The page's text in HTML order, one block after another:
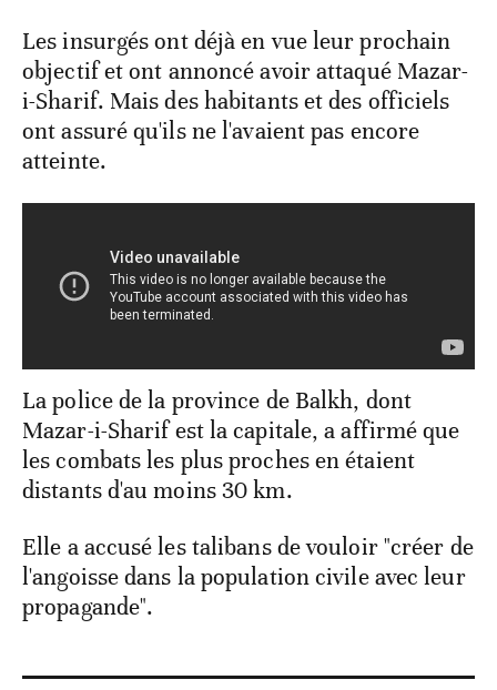
Les insurgés ont déjà en vue leur prochain
objectif et ont annoncé avoir attaqué Mazar-
i-Sharif. Mais des habitants et des officiels
ont assuré qu'ils ne l'avaient pas encore
atteinte.
La police de la province de Balkh, dont
Mazar-i-Sharif est la capitale, a affirmé que
les combats les plus proches en étaient
distants d'au moins 30 km.
Elle a accusé les talibans de vouloir "créer de
l'angoisse dans la population civile avec leur
propagande".